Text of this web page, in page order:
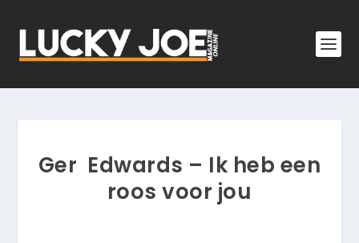
Ger Edwards – Ik heb een
roos voor jou